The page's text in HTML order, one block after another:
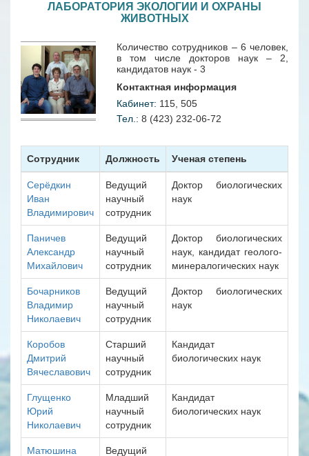
ЛАБОРАТОРИЯ ЭКОЛОГИИ И ОХРАНЫ
ЖИВОТНЫХ
Количество сотрудников – 6 человек,
в том числе докторов наук – 2,
кандидатов наук - 3
Контактная информация
Кабинет: 115, 505
Тел.:8 (423) 232-06-72
Сотрудник Должность Ученая степень
Серёдкин
Иван
Владимирович
Ведущий
научный
сотрудник
Доктор биологических
наук
Паничев
Александр
Михайлович
Ведущий
научный
сотрудник
Доктор биологических
наук, кандидат геолого-
минералогических наук
Бочарников
Владимир
Николаевич
Ведущий
научный
сотрудник
Доктор биологических
наук
Коробов
Дмитрий
Вячеславович
Старший
научный
сотрудник
Кандидат
биологических наук
Глущенко
Юрий
Николаевич
Младший
научный
сотрудник
Кандидат
биологических наук
Матюшина
Ведущий